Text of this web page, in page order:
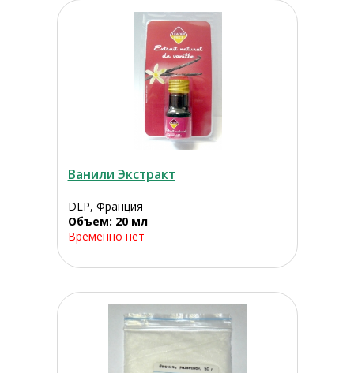
Ванили Экстракт
DLP, Франция
Объем: 20 мл
Временно нет